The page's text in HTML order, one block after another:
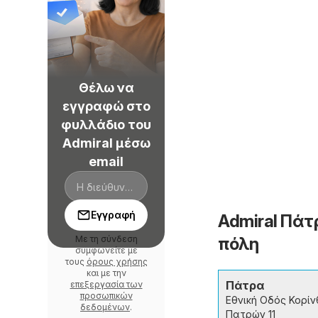
Admiral
πόλη
Πάτρα
Εθνική Οδός
Πατρών 11
Θέλω να
εγγραφώ στο
φυλλάδιο του
Admiral μέσω
email
Εγγραφή
Με τη σύνδεση
συμφωνείτε με
τους όρους χρήσης
και με την
επεξεργασία των
προσωπικών
δεδομένων.